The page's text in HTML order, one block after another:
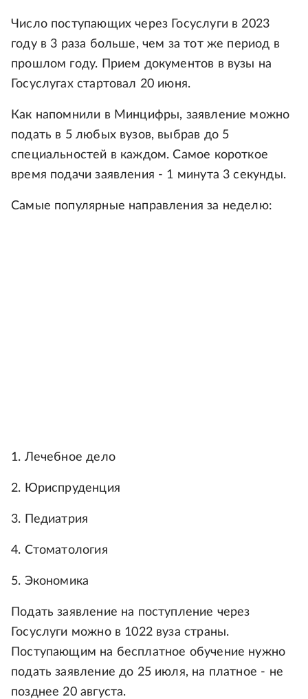
Число поступающих через Госуслуги в 2023
году в 3 раза больше, чем за тот же период в
прошлом году. Прием документов в вузы на
Госуслугах стартовал 20 июня.
Как напомнили в Минцифры, заявление можно
подать в 5 любых вузов, выбрав до 5
специальностей в каждом. Самое короткое
время подачи заявления - 1 минута 3 секунды.
Самые популярные направления за неделю:
1. Лечебное дело
2. Юриспруденция
3. Педиатрия
4. Стоматология
5. Экономика
Подать заявление на поступление через
Госуслуги можно в 1022 вуза страны.
Поступающим на бесплатное обучение нужно
подать заявление до 25 июля, на платное - не
позднее 20 августа.